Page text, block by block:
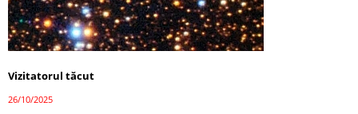
Vizitatorul tăcut
26/10/2025